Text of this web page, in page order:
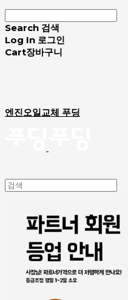
Search 검색
Log In 로그인
Cart장바구니
엔진오일교체 푸딩